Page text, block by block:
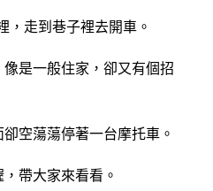
，走到巷子裡去開車。
是一般住家，卻又有個招
空蕩蕩停著一台摩托車。
帶大家來看看。